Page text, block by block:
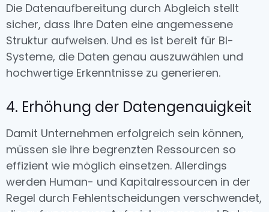
Die Datenaufbereitung durch Abgleich stellt
sicher, dass Ihre Daten eine angemessene
Struktur aufweisen. Und es ist bereit für BI-
Systeme, die Daten genau auszuwählen und
hochwertige Erkenntnisse zu generieren.
4. Erhöhung der Datengenauigkeit
Damit Unternehmen erfolgreich sein können,
müssen sie ihre begrenzten Ressourcen so
effizient wie möglich einsetzen. Allerdings
werden Human- und Kapitalressourcen in der
Regel durch Fehlentscheidungen verschwendet,